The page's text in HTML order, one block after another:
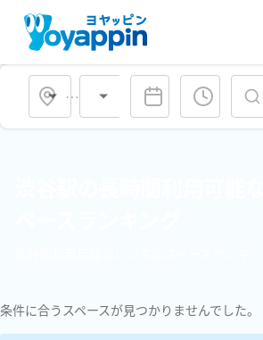
会場タイプ
条件に合うスペースが見つかりませんでした。